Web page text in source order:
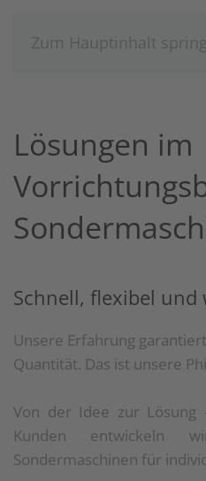
Zum Hauptinhalt
Lösungen im
Schnell, flexibel
Unsere Erfahrung
Quantität. Das ist unsere
Von der Idee zur
Kunden entwickeln
Sondermaschinen für